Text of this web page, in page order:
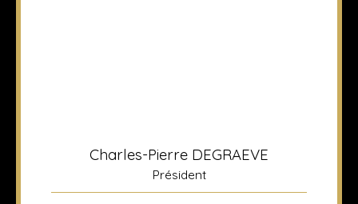
Charles-Pierre DEGRAEVE
Président